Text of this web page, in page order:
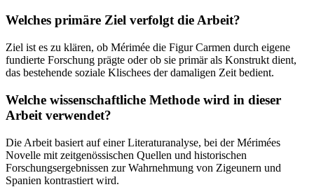
Welches primäre Ziel verfolgt die Arbeit?
Ziel ist es zu klären, ob Mérimée die Figur Carmen durch eigene
fundierte Forschung prägte oder ob sie primär als Konstrukt dient,
das bestehende soziale Klischees der damaligen Zeit bedient.
Welche wissenschaftliche Methode wird in dieser
Arbeit verwendet?
Die Arbeit basiert auf einer Literaturanalyse, bei der Mérimées
Novelle mit zeitgenössischen Quellen und historischen
Forschungsergebnissen zur Wahrnehmung von Zigeunern und
Spanien kontrastiert wird.